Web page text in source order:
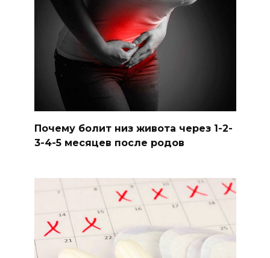
Почему болит низ живота через 1-2-
3-4-5 месяцев после родов